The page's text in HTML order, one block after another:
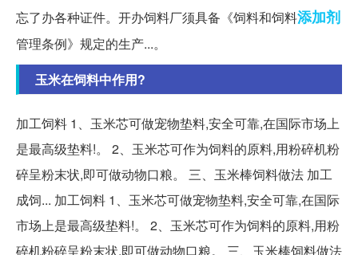
忘了办各种证件。开办饲料厂须具备《饲料和饲料添加剂
管理条例》规定的生产...。
玉米在饲料中作用?
加工饲料 1、玉米芯可做宠物垫料,安全可靠,在国际市场上
是最高级垫料!。 2、玉米芯可作为饲料的原料,用粉碎机粉
碎呈粉末状,即可做动物口粮。 三、玉米棒饲料做法 加工
成饲... 加工饲料 1、玉米芯可做宠物垫料,安全可靠,在国际
市场上是最高级垫料!。 2、玉米芯可作为饲料的原料,用粉
碎机粉碎呈粉末状,即可做动物口粮。 三、玉米棒饲料做法